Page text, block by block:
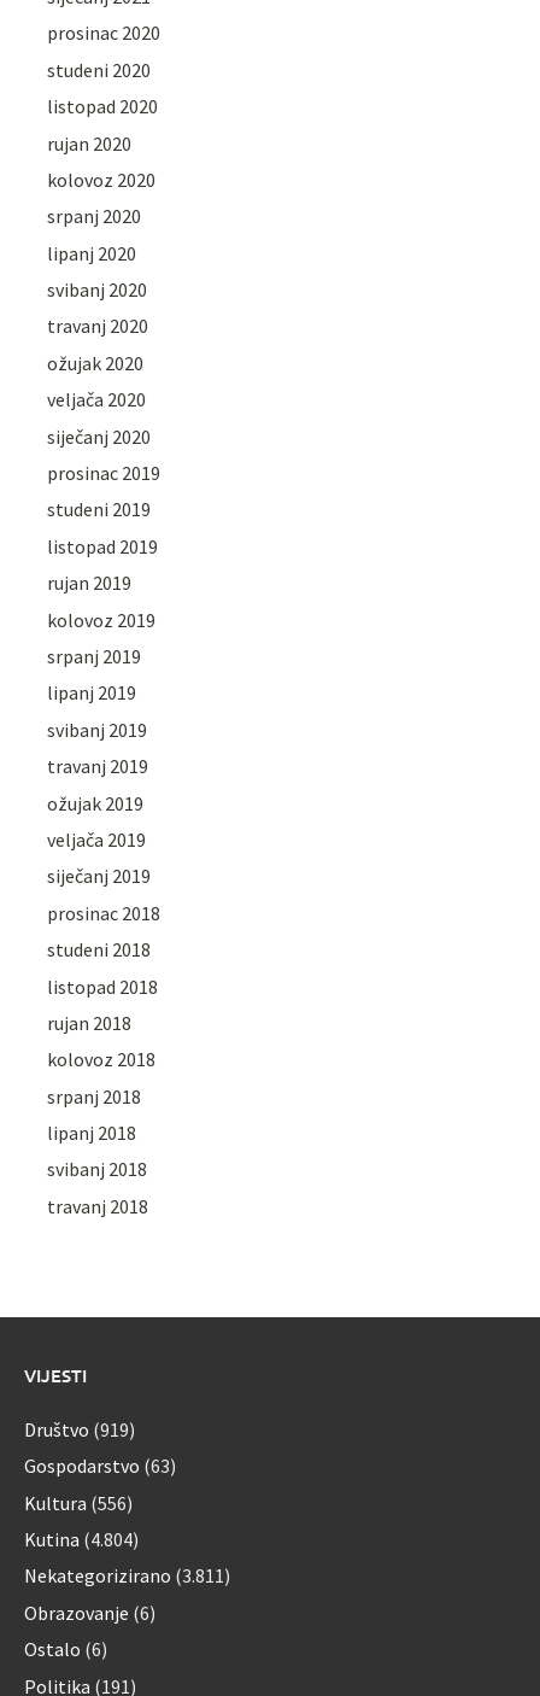
prosinac 2020
studeni 2020
listopad 2020
rujan 2020
kolovoz 2020
srpanj 2020
lipanj 2020
svibanj 2020
travanj 2020
ožujak 2020
veljača 2020
siječanj 2020
prosinac 2019
studeni 2019
listopad 2019
rujan 2019
kolovoz 2019
srpanj 2019
lipanj 2019
svibanj 2019
travanj 2019
ožujak 2019
veljača 2019
siječanj 2019
prosinac 2018
studeni 2018
listopad 2018
rujan 2018
kolovoz 2018
srpanj 2018
lipanj 2018
svibanj 2018
travanj 2018
VIJESTI
Društvo (919)
Gospodarstvo (63)
Kultura (556)
Kutina (4.804)
Nekategorizirano (3.811)
Obrazovanje (6)
Ostalo (6)
Politika (191)